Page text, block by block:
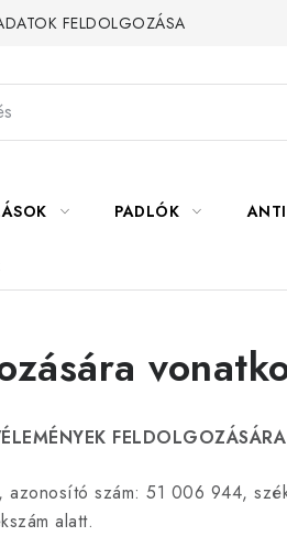
FELDOLGOZÁSA
PADLÓK
azonosító szám: 51 006 944,
alatt.